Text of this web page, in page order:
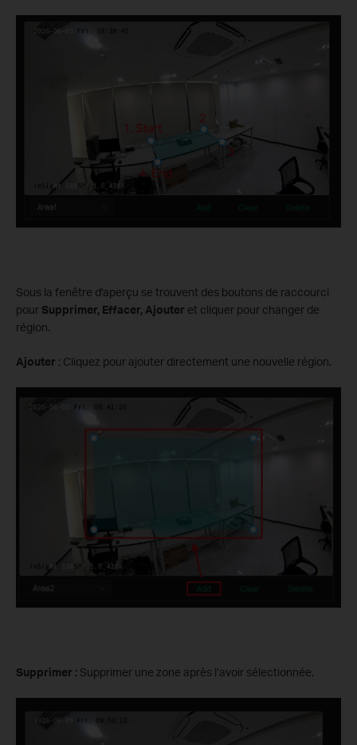
Sous la fenêtre d'aperçu se trouvent des boutons de raccourci
pour Supprimer, Effacer, Ajouter et cliquer pour changer de
région.
Ajouter : Cliquez pour ajouter directement une nouvelle région.
Supprimer : Supprimer une zone après l’avoir sélectionnée.